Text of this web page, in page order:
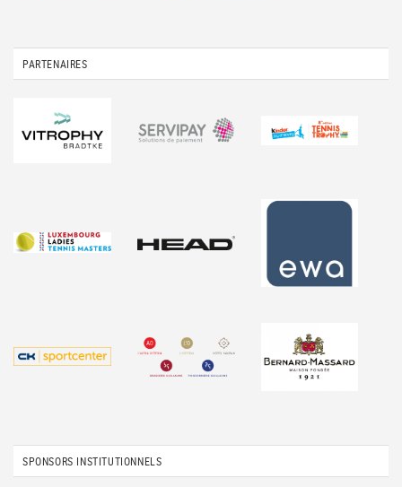
PARTENAIRES
SPONSORS INSTITUTIONNELS